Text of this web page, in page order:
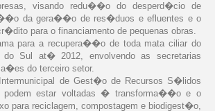
visando redu��o do desperd�cio de
da gera��o de res�duos e efluentes e o
para o financiamento de pequenas obras.
para a recupera��o de toda mata ciliar do
Sul at� 2012, envolvendo as secretarias
do terceiro setor.
de Gest�o de Recursos S�lidos
podem estar voltadas � transforma��o e o
para reciclagem, compostagem e biodigest�o,